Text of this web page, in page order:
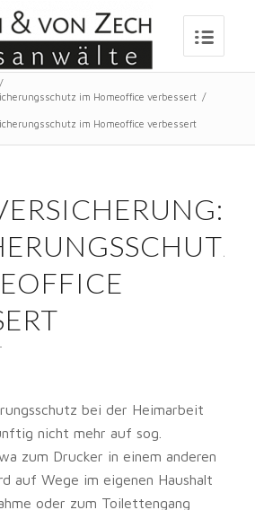
/
im Homeoffice verbessert /
im Homeoffice verbessert
bei der Heimarbeit
nicht mehr auf sog.
zum Drucker in einem anderen
auf Wege im eigenen Haushalt
oder zum Toilettengang